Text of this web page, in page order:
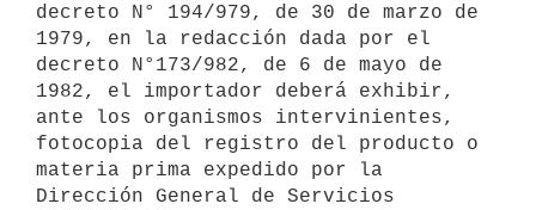
decreto N° 194/979, de 30 de marzo de
1979, en la redacción dada por el
decreto N°173/982, de 6 de mayo de
1982, el importador deberá exhibir,
ante los organismos intervinientes,
fotocopia del registro del producto o
materia prima expedido por la
Dirección General de Servicios